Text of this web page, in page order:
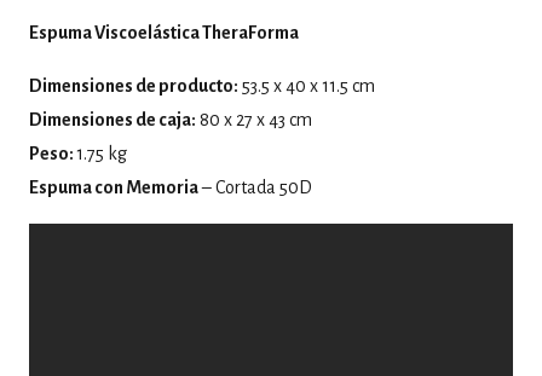
Espuma Viscoelástica TheraForma
Dimensiones de producto: 53.5 x 40 x 11.5 cm
Dimensiones de caja: 80 x 27 x 43 cm
Peso:1.75 kg
Espuma con Memoria– Cortada 50D